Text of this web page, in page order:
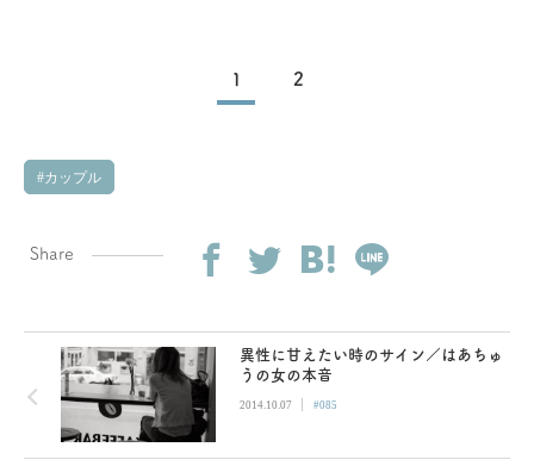
1 2
カップル
Share
異性に甘えたい時のサイン／はあちゅ
うの女の本音
2014.10.07 | #085